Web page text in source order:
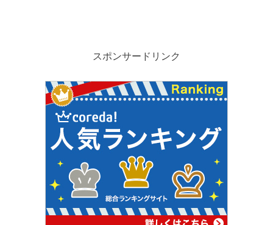
スポンサードリンク